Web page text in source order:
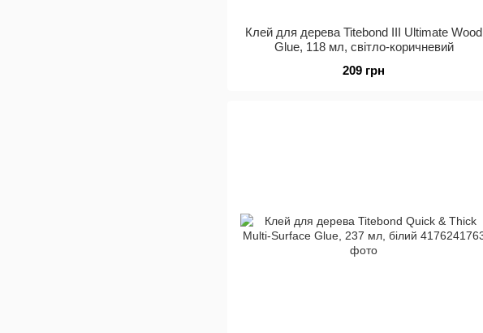
Клей для дерева Titebond III Ultimate Wood
Glue, 118 мл, світло-коричневий
209 грн